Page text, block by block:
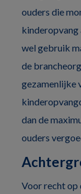
ouders die
kinderopvang
wel gebruik
de
gezamenlijke
dan de
ouders
Voor recht op